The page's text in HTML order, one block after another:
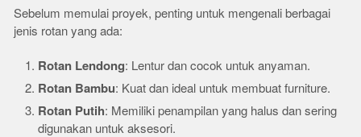
Sebelum memulai proyek, penting untuk mengenali berbagai
jenis rotan yang ada:
Rotan Lendong: Lentur dan cocok untuk anyaman.
Rotan Bambu: Kuat dan ideal untuk membuat furniture.
Rotan Putih: Memiliki penampilan yang halus dan sering
digunakan untuk aksesori.